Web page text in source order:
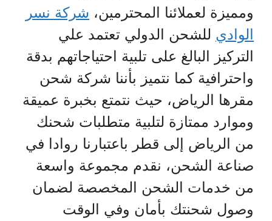
ومميزة لعملائنا المحترمين، شركة نسر
الوادي للشحن الدولي تعتمد علي
التركيز البالغ على تلبية احتياجاتهم بدقة
واحترافية كما نتميز بأننا شركة شحن
مقرها الرياض، حيث نتمتع بخبرة عميقة
وموارد ممتازة لتلبية متطلبات شحنك
من الرياض إلى قطر باعتبارنا روادا في
صناعة الشحن، نقدم مجموعة واسعة
من خدمات الشحن المخصصة لضمان
وصول شحنتك بأمان وفي الوقت